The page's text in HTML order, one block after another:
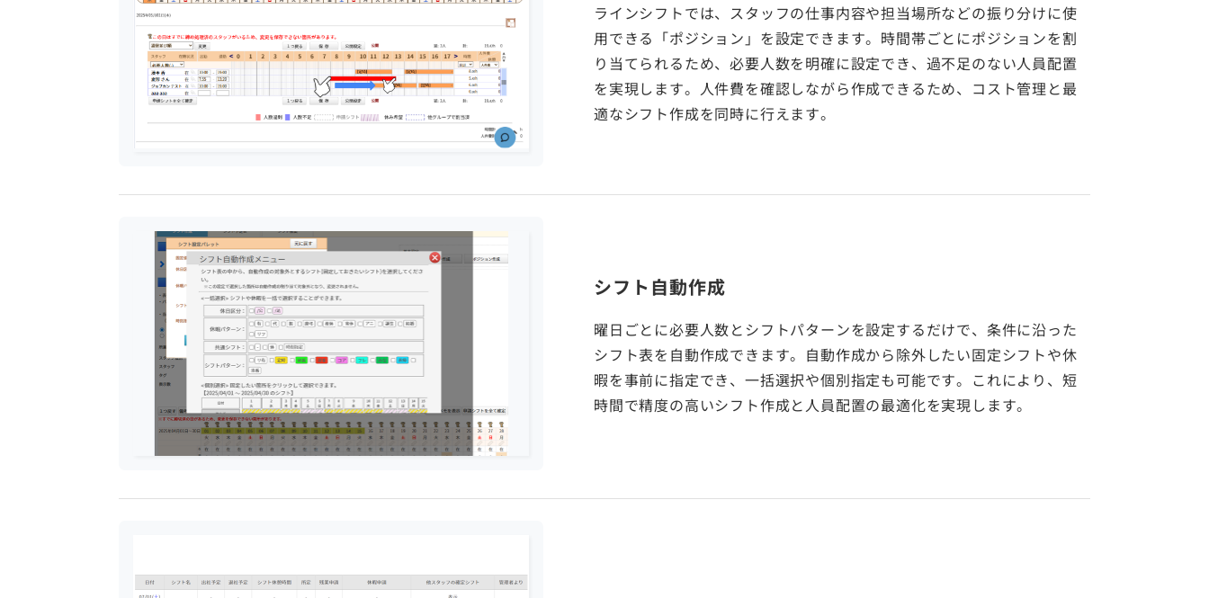
ラインシフトでは、スタッフの仕事内容や担当場所などの振り分けに使
用できる「ポジション」を設定できます。時間帯ごとにポジションを割
り当てられるため、必要人数を明確に設定でき、過不足のない人員配置
を実現します。人件費を確認しながら作成できるため、コスト管理と最
適なシフト作成を同時に行えます。
シフト自動作成
曜日ごとに必要人数とシフトパターンを設定するだけで、条件に沿った
シフト表を自動作成できます。自動作成から除外したい固定シフトや休
暇を事前に指定でき、一括選択や個別指定も可能です。これにより、短
時間で精度の高いシフト作成と人員配置の最適化を実現します。